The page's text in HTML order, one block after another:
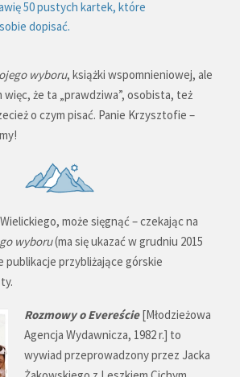
50 pustych kartek, które
dopisać.
wyboru, książki wspomnieniowej, ale
że ta „prawdziwa”, osobista, też
o czym pisać. Panie Krzysztofie –
może sięgnąć – czekając na
wyboru(ma się ukazać w grudniu 2015
publikacje przybliżające górskie
Rozmowy o Evereście[Młodzieżowa
Agencja Wydawnicza, 1982 r.] to
wywiad przeprowadzony przez Jacka